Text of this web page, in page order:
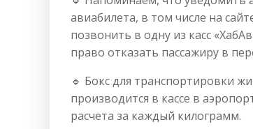
авиабилета, в том числе на
позвонить в одну из касс
право отказать пассажиру в
🔹 Бокс для транспортировки
производится в кассе в
расчета за каждый килограмм.